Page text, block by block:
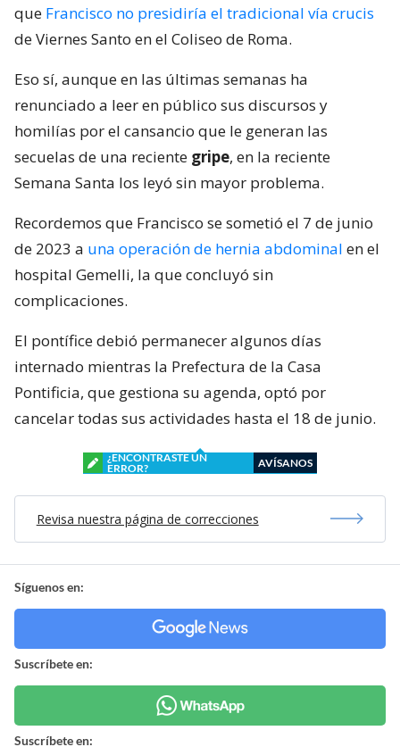
que Francisco no presidiría el tradicional vía crucis
de Viernes Santo en el Coliseo de Roma.
Eso sí, aunque en las últimas semanas ha
renunciado a leer en público sus discursos y
homilías por el cansancio que le generan las
secuelas de una reciente gripe, en la reciente
Semana Santa los leyó sin mayor problema.
Recordemos que Francisco se sometió el 7 de junio
de 2023 a una operación de hernia abdominal en el
hospital Gemelli, la que concluyó sin
complicaciones.
El pontífice debió permanecer algunos días
internado mientras la Prefectura de la Casa
Pontificia, que gestiona su agenda, optó por
cancelar todas sus actividades hasta el 18 de junio.
¿ENCONTRASTE UN
ERROR?
AVÍSANOS
Revisa nuestra página de correcciones
Síguenos en:
Suscríbete en:
Suscríbete en: